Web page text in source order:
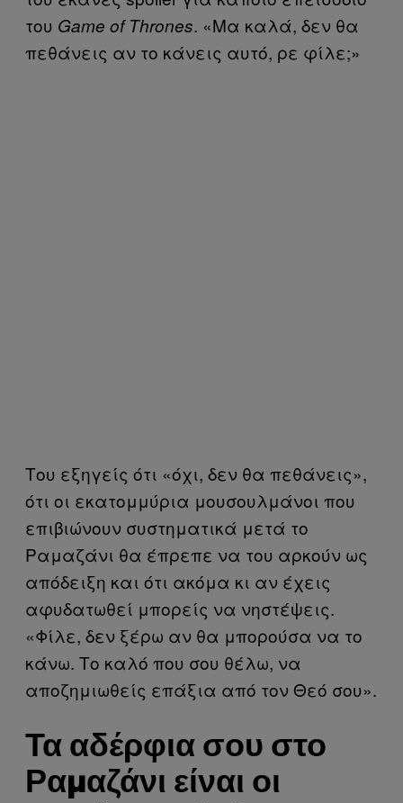
του Game of Thrones. «Μα καλά, δεν θα
πεθάνεις αν το κάνεις αυτό, ρε φίλε;»
Του εξηγείς ότι «όχι, δεν θα πεθάνεις»,
ότι οι εκατομμύρια μουσουλμάνοι που
επιβιώνουν συστηματικά μετά το
Ραμαζάνι θα έπρεπε να του αρκούν ως
απόδειξη και ότι ακόμα κι αν έχεις
αφυδατωθεί μπορείς να νηστέψεις.
«Φίλε, δεν ξέρω αν θα μπορούσα να το
κάνω. Το καλό που σου θέλω, να
αποζημιωθείς επάξια από τον Θεό σου».
Τα αδέρφια σου στο
Ραμαζάνι είναι οι